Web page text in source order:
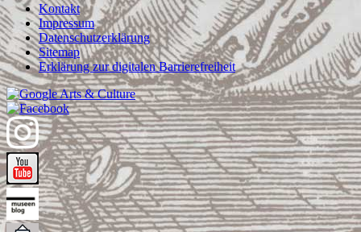
Kontakt
Impressum
Datenschutzerklärung
Sitemap
Erklärung zur digitalen Barrierefreiheit